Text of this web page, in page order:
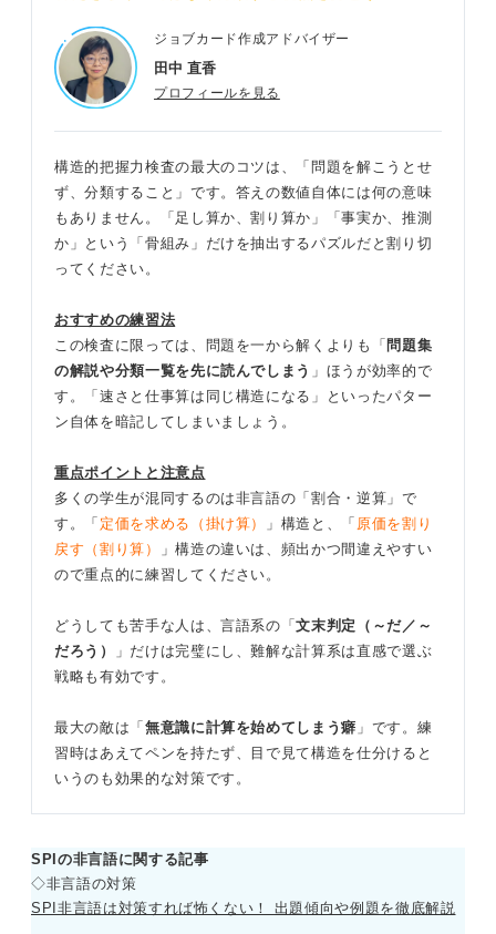
ジョブカード作成アドバイザー
田中 直香
プロフィールを見る
構造的把握力検査の最大のコツは、「問題を解こうとせ
ず、分類すること」です。答えの数値自体には何の意味
もありません。「足し算か、割り算か」「事実か、推測
か」という「骨組み」だけを抽出するパズルだと割り切
ってください。
おすすめの練習法
この検査に限っては、問題を一から解くよりも「 問題集
の解説や分類一覧を先に読んでしまう 」ほうが効率的で
す。「速さと仕事算は同じ構造になる」といったパター
ン自体を暗記してしまいましょう。
重点ポイントと注意点
多くの学生が混同するのは非言語の「割合・逆算」で
す。「 定価を求める（掛け算） 」構造と、「 原価を割り
戻す（割り算）
」構造の違いは、頻出かつ間違えやすい
ので重点的に練習してください。
どうしても苦手な人は、言語系の「文末判定（～だ／～
だろう）
」だけは完璧にし、難解な計算系は直感で選ぶ
戦略も有効です。
最大の敵は「 無意識に計算を始めてしまう癖 」です。練
習時はあえてペンを持たず、目で見て構造を仕分けると
いうのも効果的な対策です。
SPIの非言語に関する記事
◇非言語の対策
SPI非言語は対策すれば怖くない！ 出題傾向や例題を徹底解説